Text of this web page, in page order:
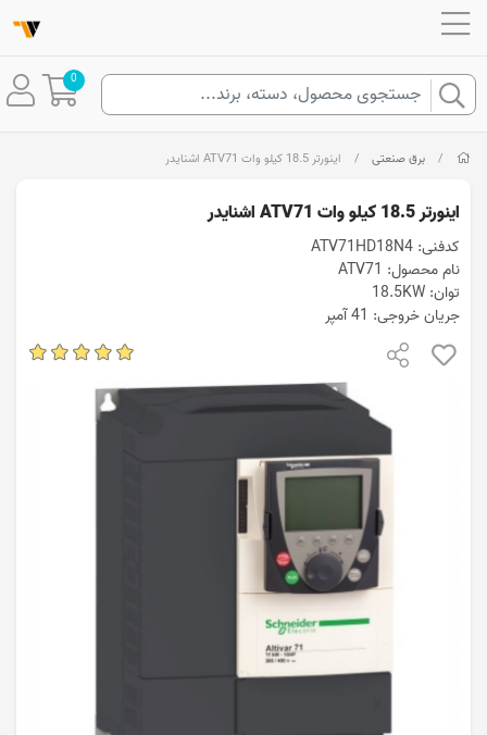
0
/ برق صنعتی / اینورتر 18.5 کيلو وات ATV71 اشنایدر
اینورتر 18.5 کيلو وات ATV71 اشنایدر
کدفنی: ATV71HD18N4
نام محصول: ATV71
توان: 18.5KW
جریان خروجی: 41 آمپر